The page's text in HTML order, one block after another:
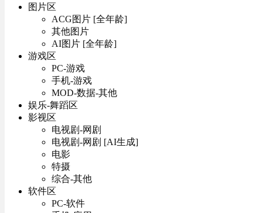
图片区
ACG图片 [全年龄]
其他图片
AI图片 [全年龄]
游戏区
PC-游戏
手机-游戏
MOD-数据-其他
娱乐-舞蹈区
影视区
电视剧-网剧
电视剧-网剧 [AI生成]
电影
特摄
综合-其他
软件区
PC-软件